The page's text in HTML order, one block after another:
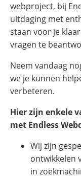
webproject, bij
uitdaging met
staan voor je
vragen te
Neem vandaag
we je kunnen
verbeteren.
Hier zijn enkele
met Endless
Wij zijn
ontwikkelen
in